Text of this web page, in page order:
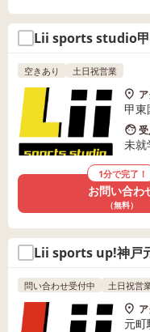
Lii sports studio
空きあり 土日祝営業
甲
未就
1分で完了！
お問い合わ
（無料）
Lii sports up!神戸
問い合わせ受付中 土日祝営
元